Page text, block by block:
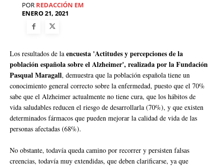
POR REDACCIÓN EM
ENERO 21, 2021
Los resultados de la encuesta 'Actitudes y percepciones de la
población española sobre el Alzheimer', realizada por la Fundación
Pasqual Maragall, demuestra que la población española tiene un
conocimiento general correcto sobre la enfermedad, puesto que el 70%
sabe que el Alzheimer actualmente no tiene cura, que los hábitos de
vida saludables reducen el riesgo de desarrollarla (70%), y que existen
determinados fármacos que pueden mejorar la calidad de vida de las
personas afectadas (68%).
No obstante, todavía queda camino por recorrer y persisten falsas
creencias, todavía muy extendidas, que deben clarificarse, ya que